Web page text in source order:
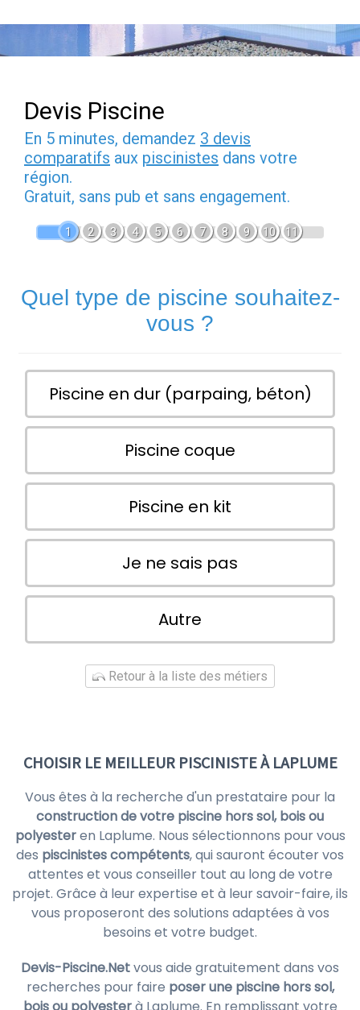
Devis Piscine
En 5 minutes, demandez 3 devis
comparatifs aux piscinistes dans votre
région.
Gratuit, sans pub et sans engagement.
1 2 3 4 5 6 7 8 9 10 11
Quel type de piscine souhaitez-
vous ?
Piscine en dur (parpaing, béton)
Piscine coque
Piscine en kit
Je ne sais pas
Autre
Retour à la liste des métiers
CHOISIR LE MEILLEUR PISCINISTE À LAPLUME
Vous êtes à la recherche d'un prestataire pour la
construction de votre piscine hors sol, bois ou
polyesteren Laplume. Nous sélectionnons pour vous
des piscinistes compétents, qui sauront écouter vos
attentes et vous conseiller tout au long de votre
projet. Grâce à leur expertise et à leur savoir-faire, ils
vous proposeront des solutions adaptées à vos
besoins et votre budget.
Devis-Piscine.Netvous aide gratuitement dans vos
recherches pour faire poser une piscine hors sol,